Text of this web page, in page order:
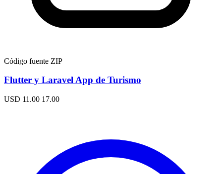
Código fuente ZIP
Flutter y Laravel App de Turismo
USD 11.00 17.00